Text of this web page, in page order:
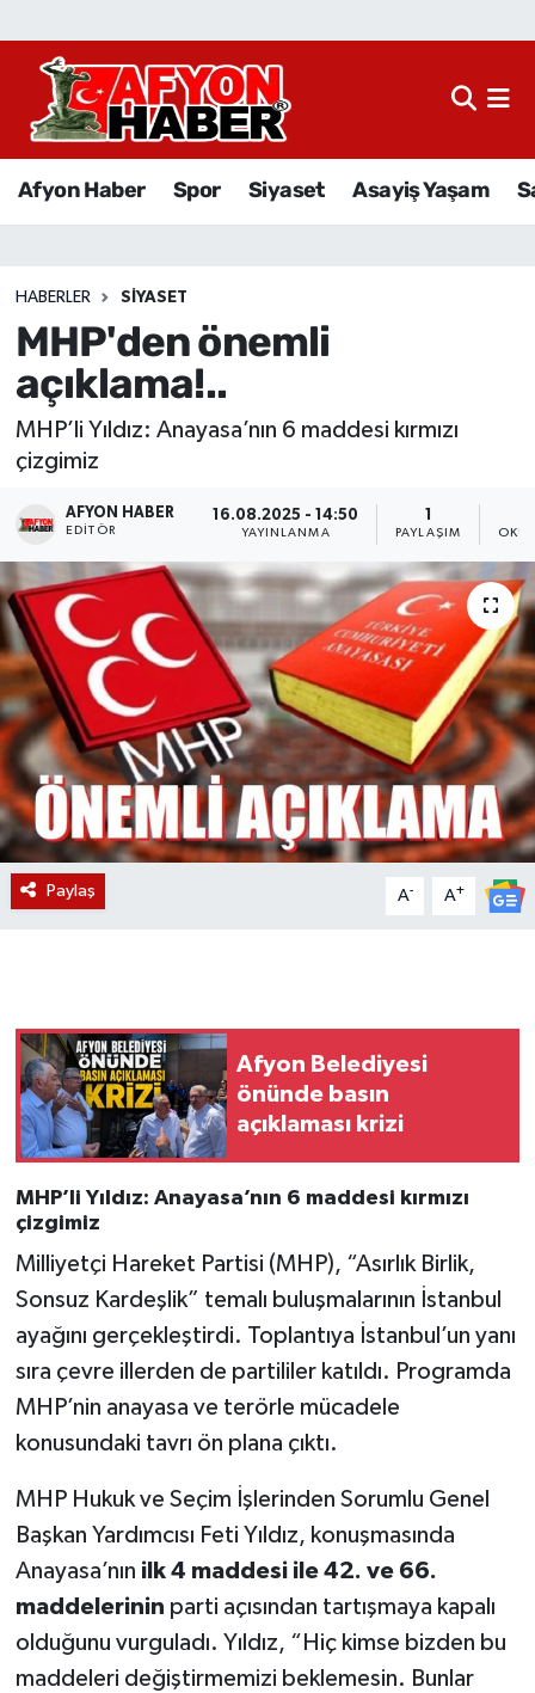
Afyon Haber Spor Siyaset Asayiş Yaşam
HABERLER SIYASET
MHP'den önemli
açıklama!..
MHP’li Yıldız: Anayasa’nın 6 maddesi kırmızı
çizgimiz
AFYON HABER
EDITÖR
16.08.2025 - 14:50
YAYINLANMA PAYLAŞIM
Paylaş A- A+
Afyon Belediyesi
önünde basın
açıklaması krizi
MHP’li Yıldız: Anayasa’nın 6 maddesi kırmızı
çizgimiz
Milliyetçi Hareket Partisi (MHP), “Asırlık Birlik,
Sonsuz Kardeşlik” temalı buluşmalarının İstanbul
ayağını gerçekleştirdi. Toplantıya İstanbul’un yanı
sıra çevre illerden de partililer katıldı. Programda
MHP’nin anayasa ve terörle mücadele
konusundaki tavrı ön plana çıktı.
MHP Hukuk ve Seçim İşlerinden Sorumlu Genel
Başkan Yardımcısı Feti Yıldız, konuşmasında
Anayasa’nın ilk 4 maddesi ile 42. ve 66.
maddelerinin parti açısından tartışmaya kapalı
olduğunu vurguladı. Yıldız, “Hiç kimse bizden bu
maddeleri değiştirmemizi beklemesin. Bunlar
Afyon Haber
Sağlık
Eğitim
Sivil Toplum
Ekonomi
Magazin
Etkinlikler